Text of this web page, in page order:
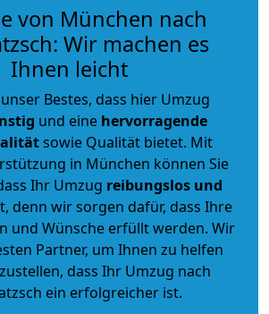
von München nach
Wir machen es
Ihnen leicht
Bestes, dass hier Umzug
und eine hervorragende
sowie Qualität bietet. Mit
in München können Sie
Ihr Umzug reibungslos und
denn wir sorgen dafür, dass Ihre
und Wünsche erfüllt werden. Wir
Partner, um Ihnen zu helfen
dass Ihr Umzug nach
ein erfolgreicher ist.